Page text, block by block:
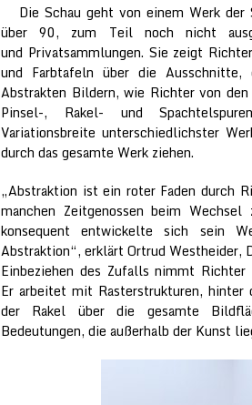
Die Schau geht von einem Werk
über 90, zum Teil noch nicht
und Privatsammlungen. Sie zeigt
und Farbtafeln über die
Abstrakten Bildern, wie Richter von
Pinsel-, Rakel- und
Variationsbreite unterschiedlichster
durch das gesamte Werk ziehen.
„Abstraktion ist ein roter Faden durch
manchen Zeitgenossen beim Wechsel
konsequent entwickelte sich sein
Abstraktion“, erklärt Ortrud Westheider,
Einbeziehen des Zufalls nimmt Richter
Er arbeitet mit Rasterstrukturen,
der Rakel über die gesamte
Bedeutungen, die außerhalb der Kunst